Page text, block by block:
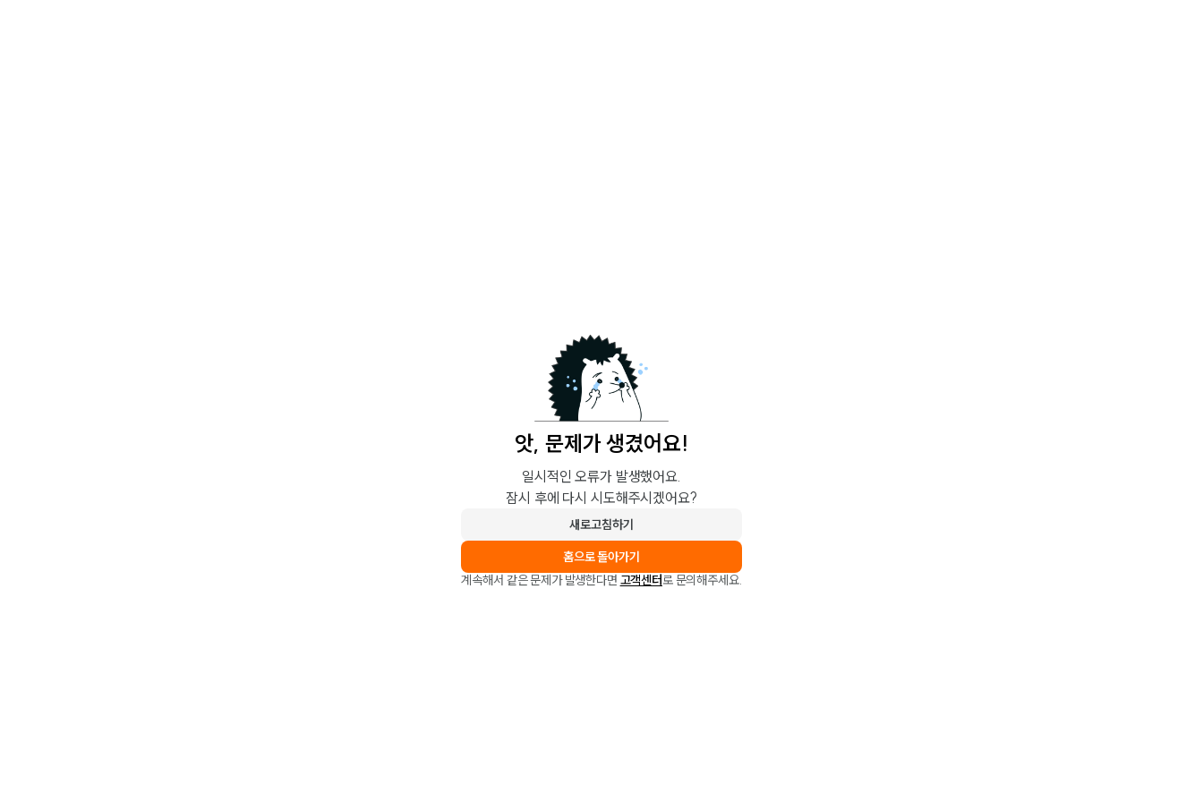
앗, 문제가 생겼어요!
일시적인 오류가 발생했어요.
잠시 후에 다시 시도해주시겠어요?
새로고침하기
홈으로 돌아가기
계속해서 같은 문제가 발생한다면 고객센터로 문의해주세요.